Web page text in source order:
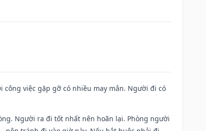
việc gặp gỡ có nhiều may mắn. Người đi có
Người ra đi tốt nhất nên hoãn lại. Phòng người